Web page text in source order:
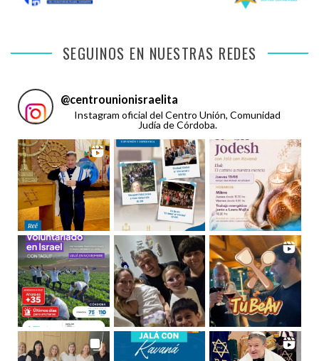
SEGUINOS EN NUESTRAS REDES
@centrounionisraelita
Instagram oficial del Centro Unión, Comunidad
Judía de Córdoba.